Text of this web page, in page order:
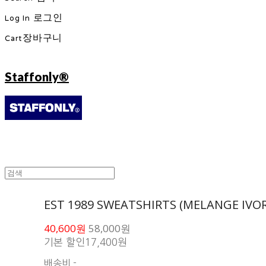
Log In 로그인
Cart장바구니
Staffonly®
EST 1989 SWEATSHIRTS (MELANGE
40,600원58,000원
기본 할인 17,400원
배송비 -